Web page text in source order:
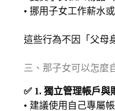
• 挪用子女工作薪水
這些行為不因「父母
三、那子女可以怎麼
✅ 1. 獨立管理帳戶與
• 建議使用自己專屬